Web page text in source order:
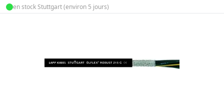
en stock Stuttgart (environ 5 jours)